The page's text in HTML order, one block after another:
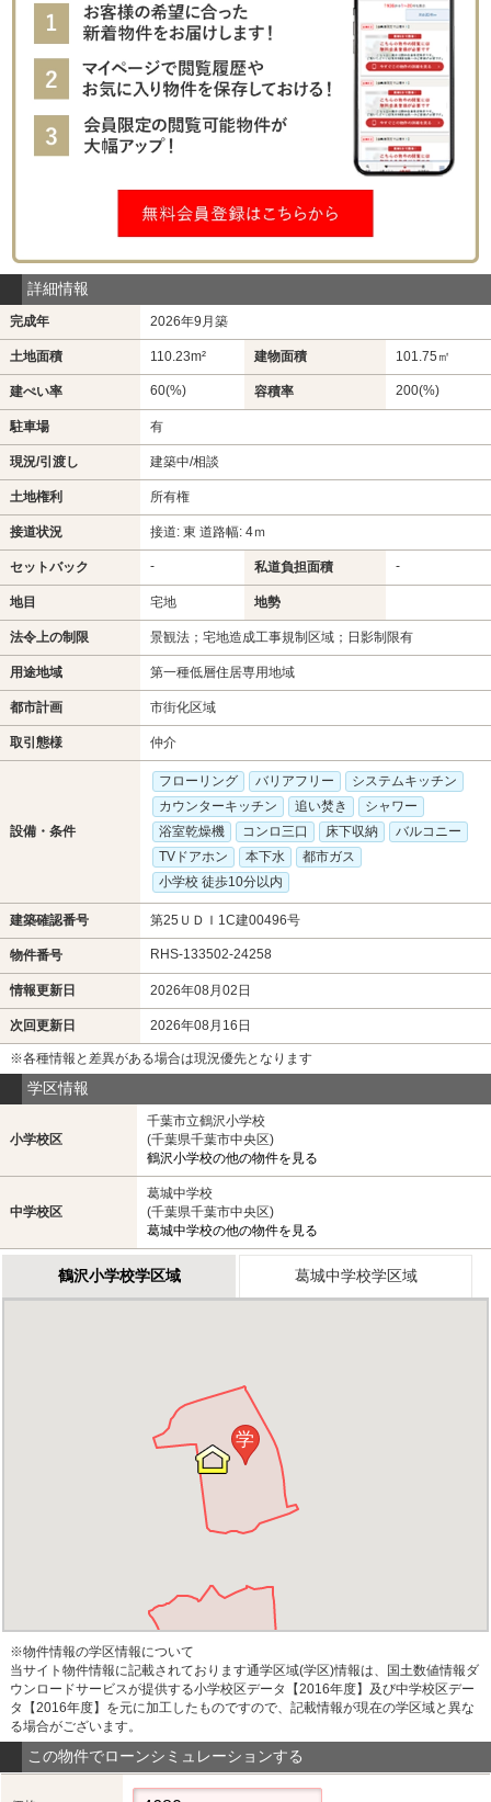
詳細情報
完成年 2026年9月築
土地面積 110.23m² 建物面積 101.75㎡
建ぺい率 60(%) 容積率 200(%)
駐車場 有
現況/引渡し 建築中/相談
土地権利 所有権
接道状況 接道: 東 道路幅: 4ｍ
セットバック - 私道負担面積 -
地目 宅地 地勢
法令上の制限 景観法；宅地造成工事規制区域；日影制限有
用途地域 第一種低層住居専用地域
都市計画 市街化区域
取引態様 仲介
設備・条件
フローリング バリアフリー
システムキッチン
カウンターキッチン
追い焚き
シャワー
浴室乾燥機
コンロ三口 床下収納
バルコニー
TVドアホン
本下水
都市ガス
小学校 徒歩10分以内
建築確認番号 第25ＵＤＩ1C建00496号
物件番号 RHS-133502-24258
情報更新日 2026年08月02日
次回更新日 2026年08月16日
※各種情報と差異がある場合は現況優先となります
学区情報
小学校区
千葉市立鶴沢小学校
(千葉県千葉市中央区)
鶴沢小学校の他の物件を見る
中学校区
葛城中学校
(千葉県千葉市中央区)
葛城中学校の他の物件を見る
鶴沢小学校学区域 葛城中学校学区域
学
※物件情報の学区情報について
当サイト物件情報に記載されております通学区域(学区)情報は、国土数値情報ダ
ウンロードサービスが提供する小学校区データ【2016年度】及び中学校区デー
タ【2016年度】を元に加工したものですので、記載情報が現在の学区域と異な
る場合がございます。
この物件でローンシミュレーションする